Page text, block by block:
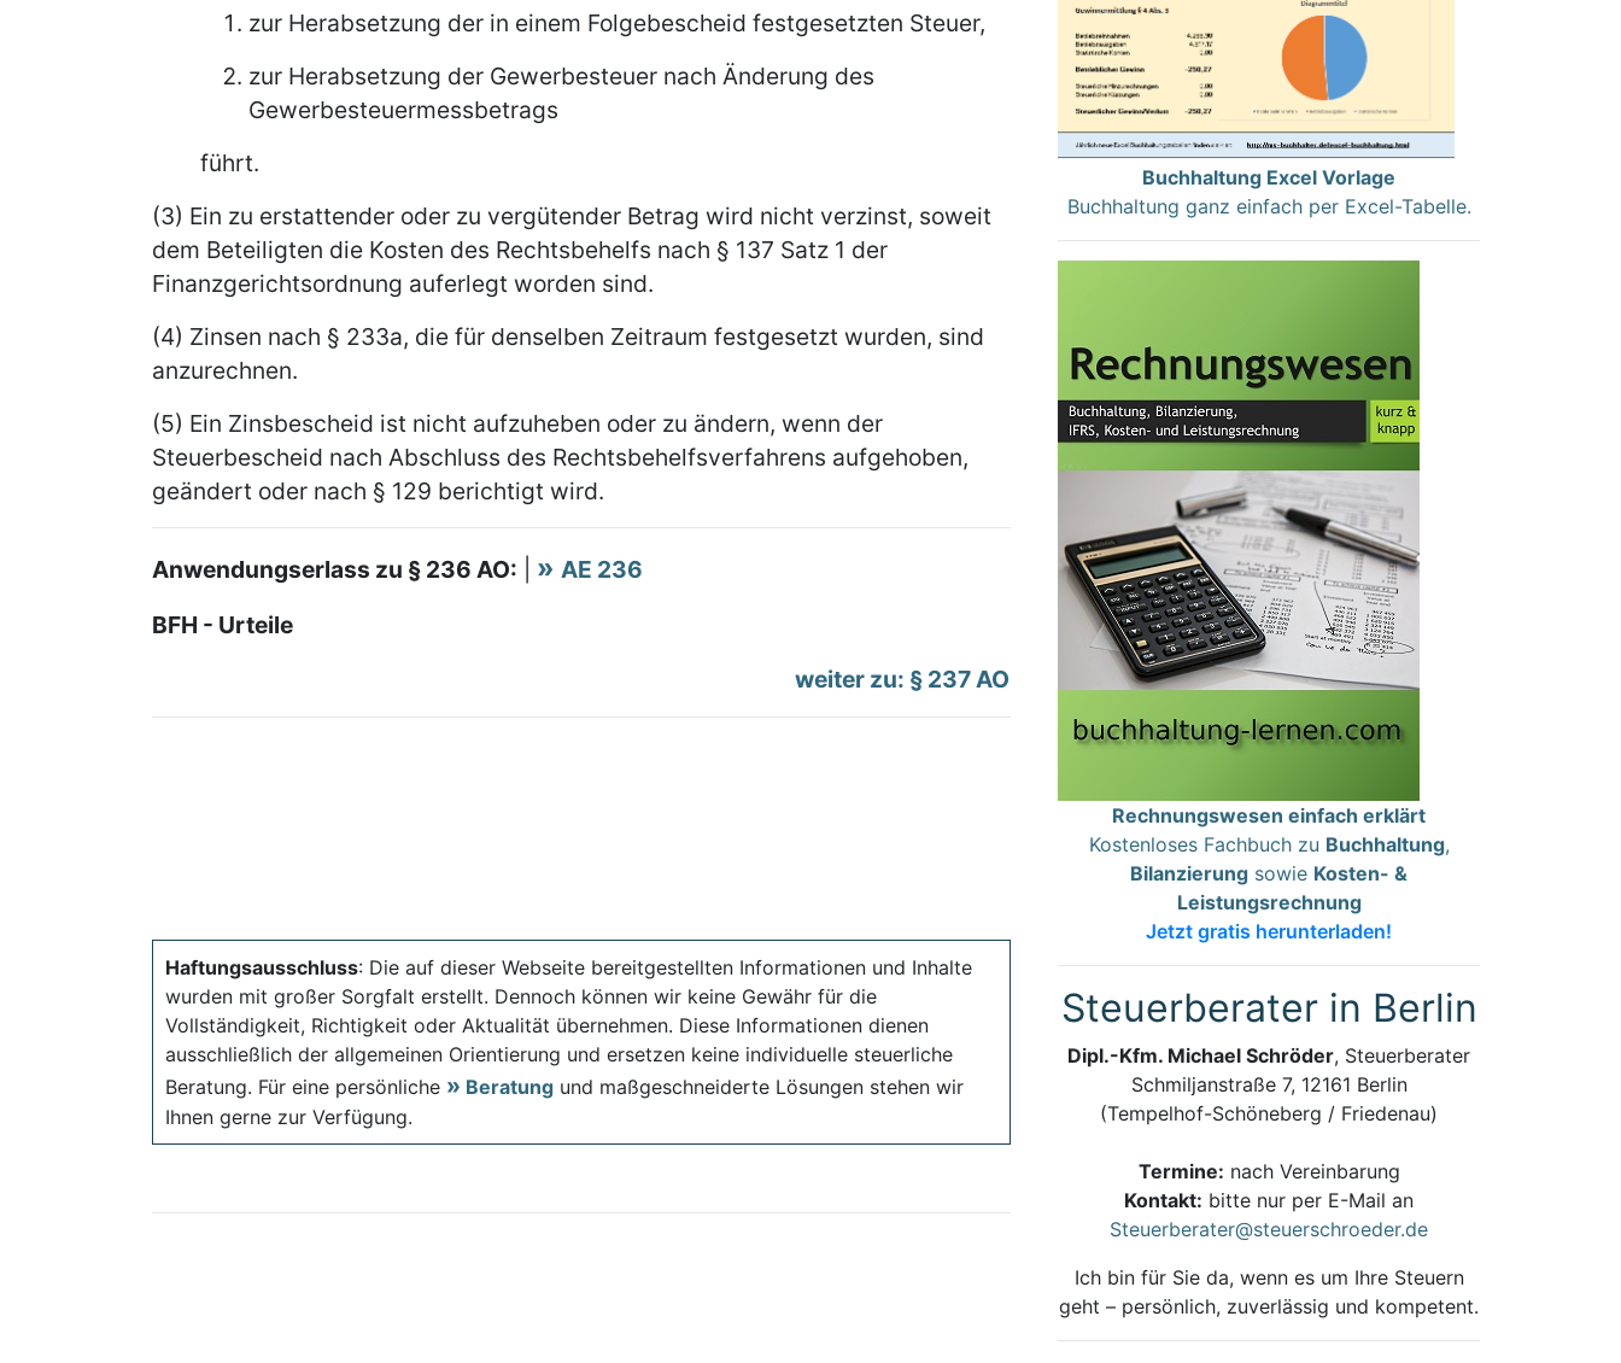
zur Herabsetzung der in einem Folgebescheid festgesetzten Steuer,
zur Herabsetzung der Gewerbesteuer nach Änderung des
Gewerbesteuermessbetrags
führt.
(3) Ein zu erstattender oder zu vergütender Betrag wird nicht verzinst, soweit
dem Beteiligten die Kosten des Rechtsbehelfs nach § 137 Satz 1 der
Finanzgerichtsordnung auferlegt worden sind.
(4) Zinsen nach § 233a, die für denselben Zeitraum festgesetzt wurden, sind
anzurechnen.
(5) Ein Zinsbescheid ist nicht aufzuheben oder zu ändern, wenn der
Steuerbescheid nach Abschluss des Rechtsbehelfsverfahrens aufgehoben,
geändert oder nach § 129 berichtigt wird.
Anwendungserlass zu § 236 AO:
AE 236
BFH - Urteile
weiter zu: § 237 AO
Haftungsausschluss: Die auf dieser Webseite bereitgestellten Informationen und Inhalte
wurden mit großer Sorgfalt erstellt. Dennoch können wir keine Gewähr für die
Vollständigkeit, Richtigkeit oder Aktualität übernehmen. Diese Informationen dienen
ausschließlich der allgemeinen Orientierung und ersetzen keine individuelle steuerliche
Beratung. Für eine persönliche
Beratung und maßgeschneiderte Lösungen stehen wir
Ihnen gerne zur Verfügung.
Buchhaltung Excel Vorlage
Buchhaltung ganz einfach per Excel-Tabelle.
Rechnungswesen einfach erklärt
Kostenloses Fachbuch zu Buchhaltung,
Bilanzierung sowie Kosten- &
Leistungsrechnung
Jetzt gratis herunterladen!
Steuerberater in Berlin
Dipl.-Kfm. Michael Schröder, Steuerberater
Schmiljanstraße 7, 12161 Berlin
(Tempelhof-Schöneberg / Friedenau)
Termine: nach Vereinbarung
Kontakt: bitte nur per E-Mail an
Steuerberater@steuerschroeder.de
Ich bin für Sie da, wenn es um Ihre Steuern
geht – persönlich, zuverlässig und kompetent.